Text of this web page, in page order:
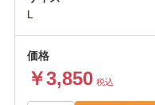
L
￥3,850 税込